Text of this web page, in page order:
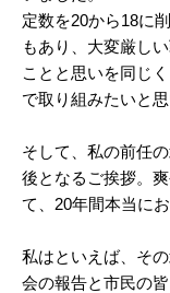
定数を20から18に
もあり、大変厳し
ことと思いを同じ
で取り組みたいと思
そして、私の前任
後となるご挨拶。
て、20年間本当に
私はといえば、そ
会の報告と市民の